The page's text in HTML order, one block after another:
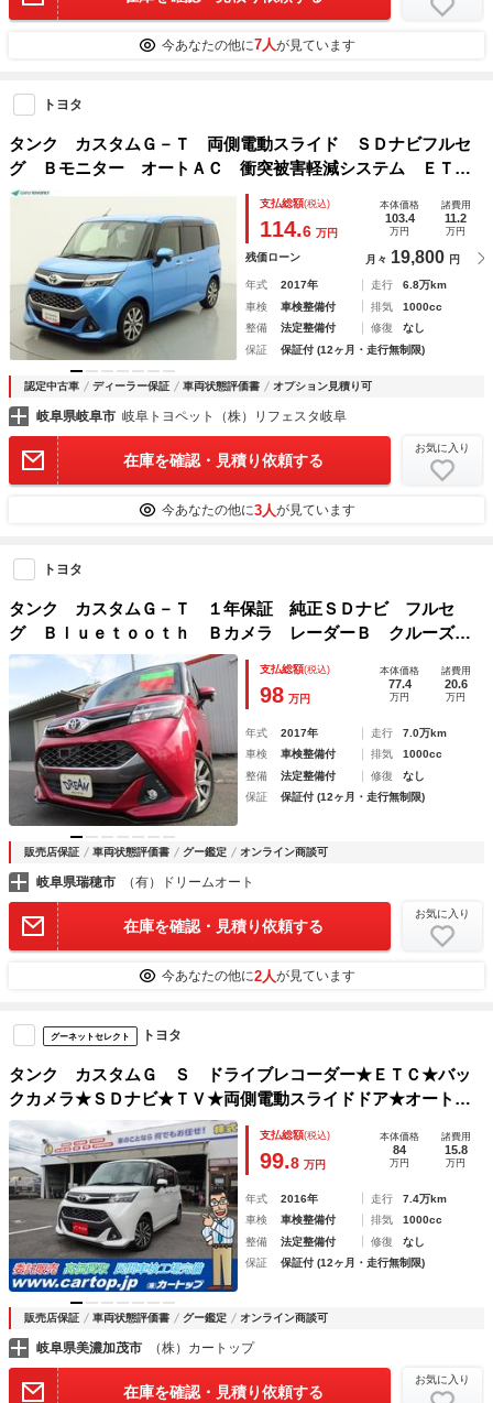
今あなたの他に7人が見ています
トヨタ
タンク カスタムＧ－Ｔ 両側電動スライド ＳＤナビフルセ
グ Ｂモニター オートＡＣ 衝突被害軽減システム ＥＴ
Ｃ スマートキー ＬＥＤ ＦＯＧ サイドバイザー リヤワ
イパー シートヒーター アルミ オートライト ワンオーナ
支払総額(税込)
114.6 万円
本体価格
103.4
万円
諸費用
11.2
万円
残価ローン 月々 19,800 円
年式 2017年 走行
6.8万km
車検
車検整備付 排気
1000cc
整備
法定整備付 修復
なし
保証
保証付 (12ヶ月・走行無制限)
認定中古車 ディーラー保証 車両状態評価書 オプション見積り可
岐阜県岐阜市 岐阜トヨペット（株）リフェスタ岐阜
在庫を確認・見積り依頼する
お気に入り
今あなたの他に3人が見ています
トヨタ
タンク カスタムＧ－Ｔ １年保証 純正ＳＤナビ フルセ
グ Ｂｌｕｅｔｏｏｔｈ Ｂカメラ レーダーＢ クルーズコ
ントロール レーンキープＡ ＥＴＣ Ｆシートヒーター 前
後ドラレコ 純正アルミ ＩＣ付ターボ Ｒ両側パワースライ
ド
支払総額(税込)
98 万円
本体価格
77.4
万円
諸費用
20.6
万円
年式 2017年 走行
7.0万km
車検
車検整備付 排気
1000cc
整備
法定整備付 修復
なし
保証
保証付 (12ヶ月・走行無制限)
販売店保証 車両状態評価書 グー鑑定 オンライン商談可
岐阜県瑞穂市 （有）ドリームオート
在庫を確認・見積り依頼する
お気に入り
今あなたの他に2人が見ています
グーネットセレクト トヨタ
タンク カスタムＧ Ｓ ドライブレコーダー★ＥＴＣ★バッ
クカメラ★ＳＤナビ★ＴＶ★両側電動スライドドア★オートク
ルーズコントロール★衝突被害軽減システム★アルミホイール
★オートライト★ＬＥＤヘッドランプ★スマートキー
支払総額(税込)
99.8 万円
本体価格
84
万円
諸費用
15.8
万円
年式 2016年 走行
7.4万km
車検
車検整備付 排気
1000cc
整備
法定整備付 修復
なし
保証
保証付 (12ヶ月・走行無制限)
販売店保証 車両状態評価書 グー鑑定 オンライン商談可
岐阜県美濃加茂市 （株）カートップ
在庫を確認・見積り依頼する
お気に入り